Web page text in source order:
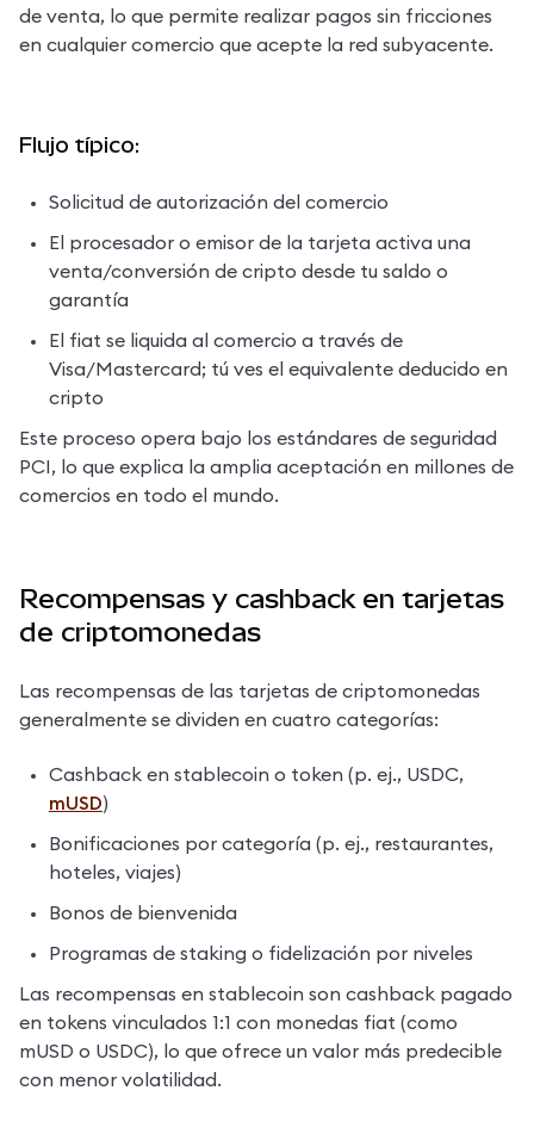
de venta, lo que permite realizar pagos sin fricciones
en cualquier comercio que acepte la red subyacente.
Flujo típico:
Solicitud de autorización del comercio
El procesador o emisor de la tarjeta activa una
venta/conversión de cripto desde tu saldo o
garantía
El fiat se liquida al comercio a través de
Visa/Mastercard; tú ves el equivalente deducido en
cripto
Este proceso opera bajo los estándares de seguridad
PCI, lo que explica la amplia aceptación en millones de
comercios en todo el mundo.
Recompensas y cashback en tarjetas
de criptomonedas
Las recompensas de las tarjetas de criptomonedas
generalmente se dividen en cuatro categorías:
mUSD)
Bonificaciones por categoría (p. ej., restaurantes,
hoteles, viajes)
Bonos de bienvenida
Programas de staking o fidelización por niveles
Las recompensas en stablecoin son cashback pagado
en tokens vinculados 1:1 con monedas fiat (como
mUSD o USDC), lo que ofrece un valor más predecible
con menor volatilidad.